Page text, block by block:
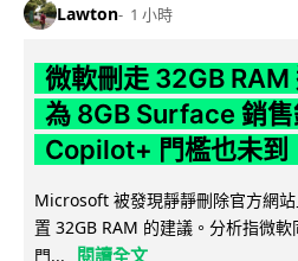
Lawton 1 小時
微軟刪走 32GB RAM
為 8GB Surface 銷
Copilot+ 門檻也未到
Microsoft 被發現靜靜刪除官方網
置 32GB RAM 的建議。分析指微
門...
閱讀全文